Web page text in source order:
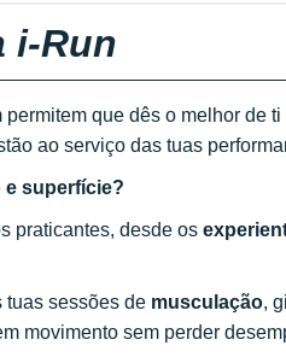
i-Run
permitem que dês o melhor de
ao serviço das tuas
e superfície?
praticantes, desde os
tuas sessões de musculação,
movimento sem perder